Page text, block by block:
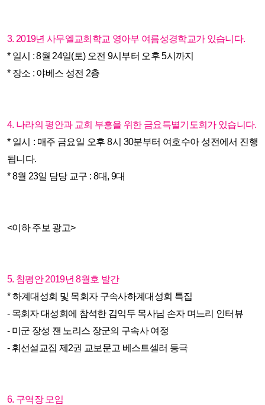
3. 2019년 사무엘교회학교 영아부 여름성경학교가 있습니다.
* 일시 : 8월 24일(토) 오전 9시부터 오후 5시까지
* 장소 : 야베스 성전 2층
4. 나라의 평안과 교회 부흥을 위한 금요특별기도회가 있습니다.
* 일시 : 매주 금요일 오후 8시 30분부터 여호수아 성전에서 진행
됩니다.
* 8월 23일 담당 교구 : 8대, 9대
<이하 주보 광고>
5. 참평안 2019년 8월호 발간
* 하계대성회 및 목회자 구속사하계대성회 특집
- 목회자 대성회에 참석한 김익두 목사님 손자 며느리 인터뷰
- 미군 장성 잰 노리스 장군의 구속사 여정
- 휘선설교집 제2권 교보문고 베스트셀러 등극
6. 구역장 모임